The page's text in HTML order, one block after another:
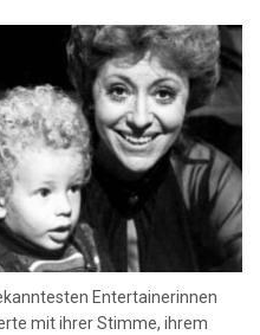
Entertainerinnen
mit ihrer Stimme, ihrem